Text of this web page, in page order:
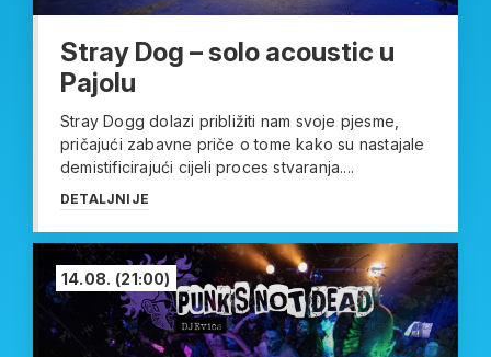
Stray Dog – solo acoustic u
Pajolu
Stray Dogg dolazi približiti nam svoje pjesme,
pričajući zabavne priče o tome kako su nastajale
demistificirajući cijeli proces stvaranja....
DETALJNIJE
14.08. (21:00)